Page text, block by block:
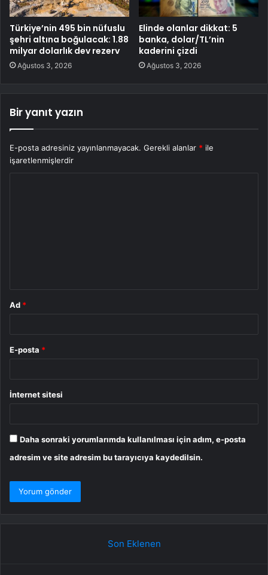
Türkiye’nin 495 bin nüfuslu
şehri altına boğulacak: 1.88
milyar dolarlık dev rezerv
Ağustos 3, 2026
Elinde olanlar dikkat: 5
banka, dolar/TL’nin
kaderini çizdi
Ağustos 3, 2026
Bir yanıt yazın
E-posta adresiniz yayınlanmayacak. Gerekli alanlar * ile
işaretlenmişlerdir
Ad *
E-posta *
İnternet sitesi
Daha sonraki yorumlarımda kullanılması için adım, e-posta
adresim ve site adresim bu tarayıcıya kaydedilsin.
Son Eklenen